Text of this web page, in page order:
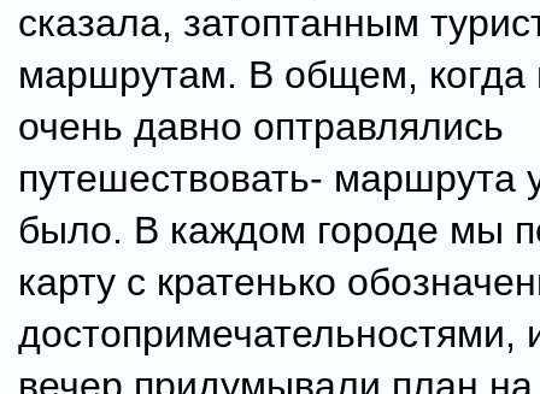
сказала, затоптанным
маршрутам. В общем, когда
очень давно оптравлялись
путешествовать- маршрута
было. В каждом городе мы
карту с кратенько
достопримечательностями,